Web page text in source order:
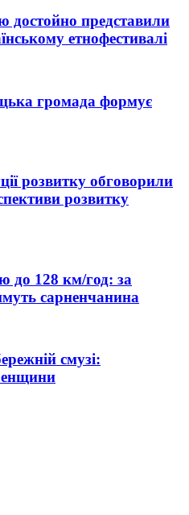
достойно представили
етнофестивалі
громада формує
розвитку обговорили
розвитку
до 128 км/год: за
сарненчанина
смузі: